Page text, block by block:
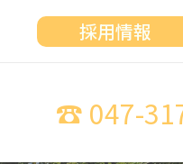
採用情報
☎ 047-